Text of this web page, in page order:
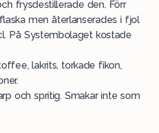
frysdestillerade den. Förr
men återlanserades i fjol
På Systembolaget kostade
lakrits, torkade fikon,
och spritig. Smakar inte som